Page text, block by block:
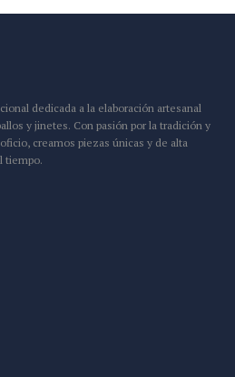
dedicada a la elaboración artesanal
y jinetes. Con pasión por la tradición y
creamos piezas únicas y de alta
tiempo.